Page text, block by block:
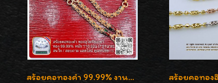
สร้อยคอทองคำ 99.99% งานลงยาสุโขทัยแท้ งานช่างทองโบราณ หรูหรา น่าสะสมค่ะ